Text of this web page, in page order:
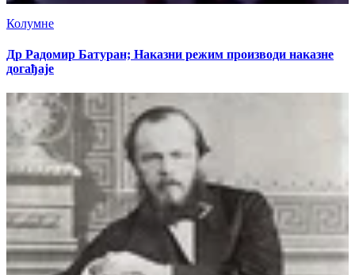
Колумне
Др Радомир Батуран; Наказни режим производи наказне
догађаје